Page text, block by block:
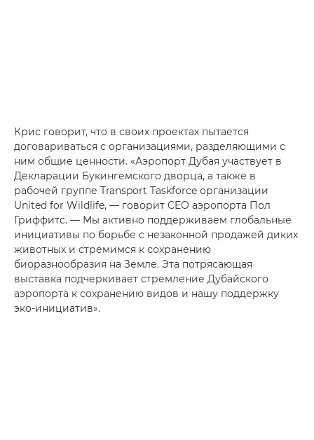
Крис говорит, что в своих проектах пытается
договариваться с организациями, разделяющими с
ним общие ценности. «Аэропорт Дубая участвует в
Декларации Букингемского дворца, а также в
рабочей группе Transport Taskforce организации
United for Wildlife, — говорит CEO аэропорта Пол
Гриффитс. — Мы активно поддерживаем глобальные
инициативы по борьбе с незаконной продажей диких
животных и стремимся к сохранению
биоразнообразия на Земле. Эта потрясающая
выставка подчеркивает стремление Дубайского
аэропорта к сохранению видов и нашу поддержку
эко-инициатив».